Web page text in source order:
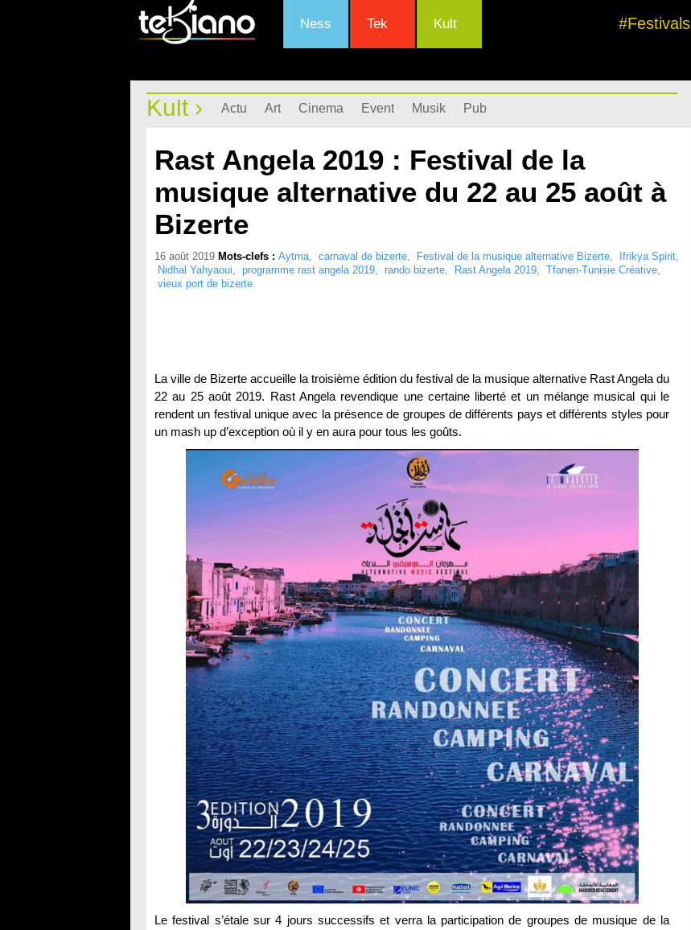
Ness Tek Kult #Festivals
Kult › Actu Art Cinema Event Musik Pub
Rast Angela 2019 : Festival de la
musique alternative du 22 au 25 août à
Bizerte
16 août 2019 Mots-clefs : Aytma, carnaval de bizerte, Festival de la musique alternative Bizerte, Ifrikya Spirit,
Nidhal Yahyaoui, programme rast angela 2019, rando bizerte, Rast Angela 2019, Tfanen-Tunisie Créative,
vieux port de bizerte
La ville de Bizerte accueille la troisième édition du festival de la musique alternative Rast Angela du
22 au 25 août 2019. Rast Angela revendique une certaine liberté et un mélange musical qui le
rendent un festival unique avec la présence de groupes de différents pays et différents styles pour
un mash up d’exception où il y en aura pour tous les goûts.
Le festival s’étale sur 4 jours successifs et verra la participation de groupes de musique de la